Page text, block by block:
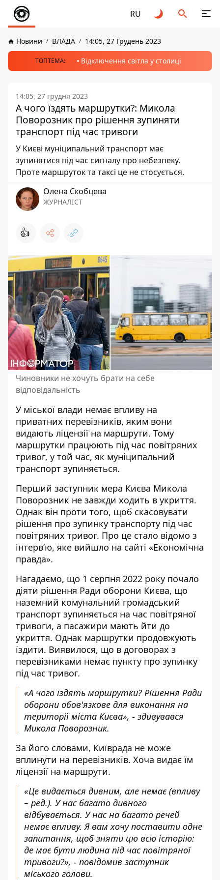
RU
Новини ВЛАДА 14:05, 27 Грудень 2023
ТОПТЕМА: Відключення світла у столиці
14:05, 27 грудня 2023
А чого їздять маршрутки?: Микола
Поворозник про рішення зупиняти
транспорт під час тривоги
У Києві муніципальний транспорт має
зупинятися під час сигналу про небезпеку.
Проте маршруток та таксі це не стосується.
Олена Скобцева
ЖУРНАЛІСТ
👍
Чиновники не хочуть брати на себе
відповідальність
У міської влади немає впливу на
приватних перевізників, яким вони
видають ліцензії на маршрути. Тому
маршрутки працюють під час повітряних
тривог, у той час, як муніципальний
транспорт зупиняється.
Перший заступник мера Києва Микола
Поворозник не завжди ходить в укриття.
Однак він проти того, щоб скасовувати
рішення про зупинку транспорту під час
повітряних тривог. Про це стало відомо з
інтерв’ю, яке вийшло на сайті «Економічна
правда».
Нагадаємо, що 1 серпня 2022 року почало
діяти рішення Ради оборони Києва, що
наземний комунальний громадський
транспорт зупиняється на час повітряної
тривоги, а пасажири мають йти до
укриття. Однак маршрутки продовжують
їздити. Виявилося, що в договорах з
перевізниками немає пункту про зупинку
під час тривог.
«А чого їздять маршрутки? Рішення Ради
оборони обов'язкове для виконання на
території міста Києва», - здивувався
Микола Поворозник.
За його словами, Київрада не може
вплинути на перевізників. Хоча видає їм
ліцензії на маршрути.
«Це видається дивним, але немає (впливу
– ред.). У нас багато дивного
відбувається. У нас на багато речей
немає впливу. Я вам хочу поставити одне
запитання, щоб зняти цю всю історію:
де має бути людина під час повітряної
тривоги?», - повідомив заступник
міського голови.